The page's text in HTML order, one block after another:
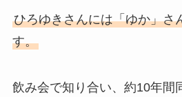
ひろゆきさんには「ゆか」さ
す。
飲み会で知り合い、約10年間